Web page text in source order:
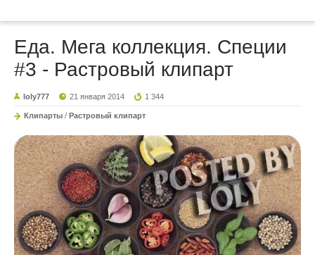
Еда. Мега коллекция. Специи
#3 - Растровый клипарт
loly777 21 января 2014 1 344
Клипарты / Растровый клипарт